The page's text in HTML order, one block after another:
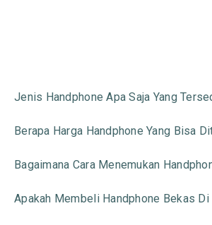
Lainnya (954)
Jenis Handphone Apa Saja Yang
Berapa Harga Handphone Yang Bisa
Bagaimana Cara Menemukan
Apakah Membeli Handphone Bekas